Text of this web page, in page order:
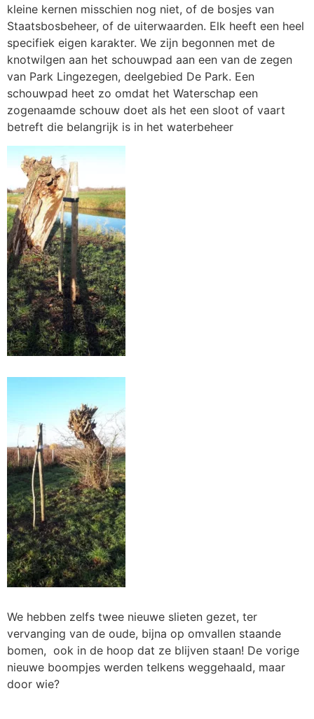
kleine kernen misschien nog niet, of de bosjes van
Staatsbosbeheer, of de uiterwaarden. Elk heeft een heel
specifiek eigen karakter. We zijn begonnen met de
knotwilgen aan het schouwpad aan een van de zegen
van Park Lingezegen, deelgebied De Park. Een
schouwpad heet zo omdat het Waterschap een
zogenaamde schouw doet als het een sloot of vaart
betreft die belangrijk is in het waterbeheer
We hebben zelfs twee nieuwe slieten gezet, ter
vervanging van de oude, bijna op omvallen staande
bomen, ook in de hoop dat ze blijven staan! De vorige
nieuwe boompjes werden telkens weggehaald, maar
door wie?